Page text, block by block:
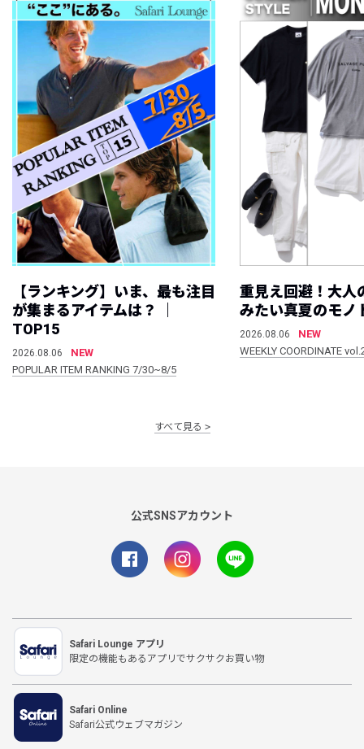
【ランキング】いま、最も注目
が集まるアイテムは？ ｜
TOP15
2026.08.06
NEW
POPULAR ITEM RANKING 7/30~8/5
重見え回避！大人
みたい真夏のモノ
2026.08.06
NEW
WEEKLY COORDINATE
すべて見る
公式SNSアカウント
Safari Lounge アプリ
限定の機能もあるアプリでサクサクお買い物
Safari Online
Safari公式ウェブマガジン